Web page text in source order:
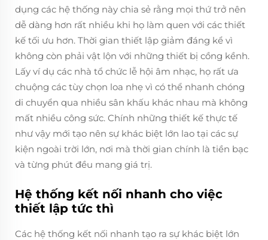
dụng các hệ thống này chia sẻ rằng mọi thứ trở nên
dễ dàng hơn rất nhiều khi họ làm quen với các thiết
kế tối ưu hơn. Thời gian thiết lập giảm đáng kể vì
không còn phải vật lộn với những thiết bị cồng kềnh.
Lấy ví dụ các nhà tổ chức lễ hội âm nhạc, họ rất ưa
chuộng các tùy chọn loa nhẹ vì có thể nhanh chóng
di chuyển qua nhiều sân khấu khác nhau mà không
mất nhiều công sức. Chính những thiết kế thực tế
như vậy mới tạo nên sự khác biệt lớn lao tại các sự
kiện ngoài trời lớn, nơi mà thời gian chính là tiền bạc
và từng phút đều mang giá trị.
Hệ thống kết nối nhanh cho việc
thiết lập tức thì
Các hệ thống kết nối nhanh tạo ra sự khác biệt lớn